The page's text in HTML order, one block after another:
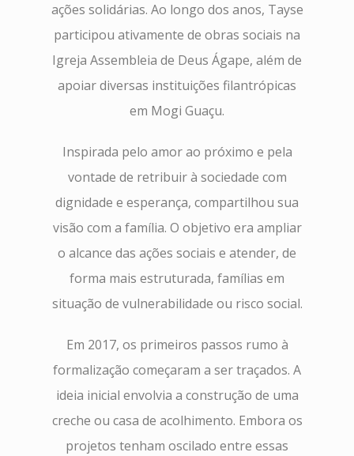
ações solidárias. Ao longo dos anos, Tayse
participou ativamente de obras sociais na
Igreja Assembleia de Deus Ágape, além de
apoiar diversas instituições filantrópicas
em Mogi Guaçu.
Inspirada pelo amor ao próximo e pela
vontade de retribuir à sociedade com
dignidade e esperança, compartilhou sua
visão com a família. O objetivo era ampliar
o alcance das ações sociais e atender, de
forma mais estruturada, famílias em
situação de vulnerabilidade ou risco social.
Em 2017, os primeiros passos rumo à
formalização começaram a ser traçados. A
ideia inicial envolvia a construção de uma
creche ou casa de acolhimento. Embora os
projetos tenham oscilado entre essas